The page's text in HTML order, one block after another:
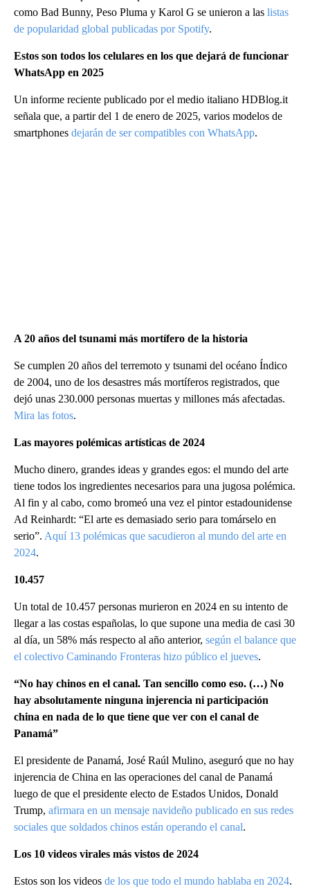
como Bad Bunny, Peso Pluma y Karol G se unieron a las listas
de popularidad global publicadas por Spotify.
Estos son todos los celulares en los que dejará de funcionar
WhatsApp en 2025
Un informe reciente publicado por el medio italiano HDBlog.it
señala que, a partir del 1 de enero de 2025, varios modelos de
smartphones dejarán de ser compatibles con WhatsApp.
A 20 años del tsunami más mortífero de la historia
Se cumplen 20 años del terremoto y tsunami del océano Índico
de 2004, uno de los desastres más mortíferos registrados, que
dejó unas 230.000 personas muertas y millones más afectadas.
Mira las fotos.
Las mayores polémicas artísticas de 2024
Mucho dinero, grandes ideas y grandes egos: el mundo del arte
tiene todos los ingredientes necesarios para una jugosa polémica.
Al fin y al cabo, como bromeó una vez el pintor estadounidense
Ad Reinhardt: “El arte es demasiado serio para tomárselo en
serio”. Aquí 13 polémicas que sacudieron al mundo del arte en
2024.
10.457
Un total de 10.457 personas murieron en 2024 en su intento de
llegar a las costas españolas, lo que supone una media de casi 30
al día, un 58% más respecto al año anterior, según el balance que
el colectivo Caminando Fronteras hizo público el jueves.
“No hay chinos en el canal. Tan sencillo como eso. (…) No
hay absolutamente ninguna injerencia ni participación
china en nada de lo que tiene que ver con el canal de
Panamá”
El presidente de Panamá, José Raúl Mulino, aseguró que no hay
injerencia de China en las operaciones del canal de Panamá
luego de que el presidente electo de Estados Unidos, Donald
Trump, afirmara en un mensaje navideño publicado en sus redes
sociales que soldados chinos están operando el canal.
Los 10 videos virales más vistos de 2024
Estos son los videos de los que todo el mundo hablaba en 2024.